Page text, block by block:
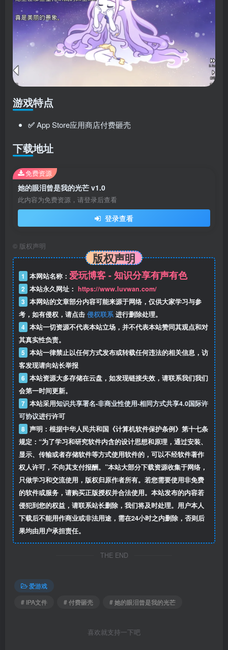
游戏特点
✅App Store应用商店付费砸壳
下载地址
她的眼泪曾是我的光芒 v1.0
此内容为免费资源，请登录后查看
登录查看
免费资源
© 版权声明
版权声明
1 本网站名称： 爱玩博客 - 知识分享有声有色
2 本站永久网址： https://www.luvwan.com/
3 本网站的文章部分内容可能来源于网络，仅供大家学习与参
考，如有侵权，请点击 侵权联系 进行删除处理。
4 本站一切资源不代表本站立场，并不代表本站赞同其观点和对
其真实性负责。
5 本站一律禁止以任何方式发布或转载任何违法的相关信息，访
客发现请向站长举报
6 本站资源大多存储在云盘，如发现链接失效，请联系我们我们
会第一时间更新。
7 本站采用知识共享署名-非商业性使用-相同方式共享4.0国际许
可协议进行许可
8 声明：根据中华人民共和国《计算机软件保护条例》第十七条
规定：“为了学习和研究软件内含的设计思想和原理，通过安装、
显示、传输或者存储软件等方式使用软件的，可以不经软件著作
权人许可，不向其支付报酬。”本站大部分下载资源收集于网络，
只做学习和交流使用，版权归原作者所有。若您需要使用非免费
的软件或服务，请购买正版授权并合法使用。本站发布的内容若
侵犯到您的权益，请联系站长删除，我们将及时处理。用户本人
下载后不能用作商业或非法用途，需在24小时之内删除，否则后
果均由用户承担责任。
THE END
爱游戏
# IPA文件
# 付费砸壳 # 她的眼泪曾是我的光芒
喜欢就支持一下吧